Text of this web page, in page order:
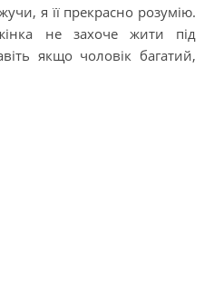
я її прекрасно розумію.
не захоче жити під
якщо чоловік багатий,